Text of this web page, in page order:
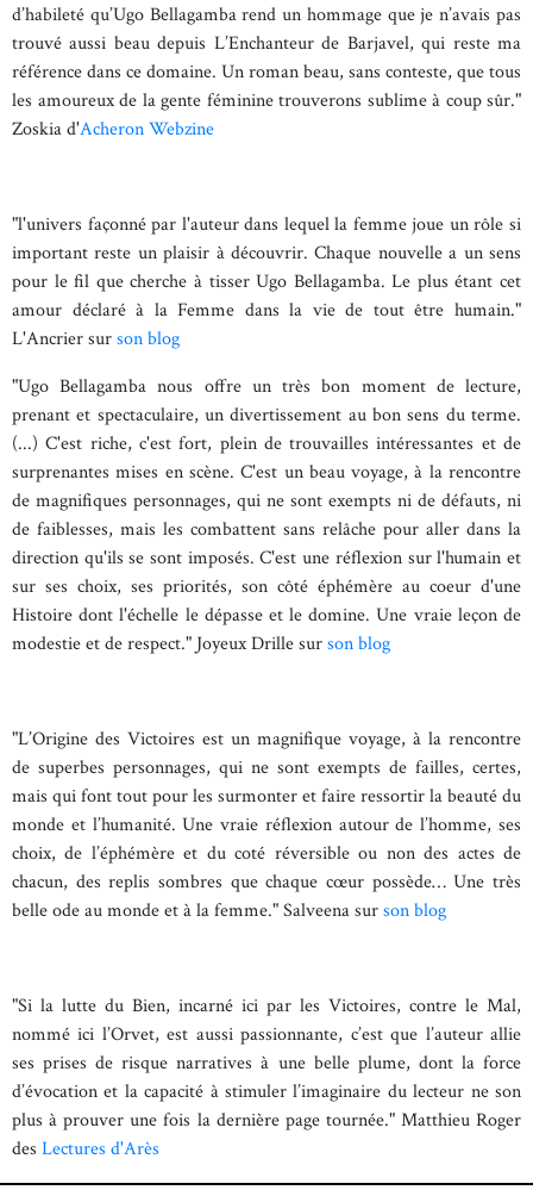
d’habileté qu’Ugo Bellagamba rend un hommage que je n’avais pas
trouvé aussi beau depuis L’Enchanteur de Barjavel, qui reste ma
référence dans ce domaine. Un roman beau, sans conteste, que tous
les amoureux de la gente féminine trouverons sublime à coup sûr."
Zoskia d'Acheron Webzine
"l'univers façonné par l'auteur dans lequel la femme joue un rôle si
important reste un plaisir à découvrir. Chaque nouvelle a un sens
pour le fil que cherche à tisser Ugo Bellagamba. Le plus étant cet
amour déclaré à la Femme dans la vie de tout être humain."
L'Ancrier surson blog
"Ugo Bellagamba nous offre un très bon moment de lecture,
prenant et spectaculaire, un divertissement au bon sens du terme.
(...) C'est riche, c'est fort, plein de trouvailles intéressantes et de
surprenantes mises en scène. C'est un beau voyage, à la rencontre
de magnifiques personnages, qui ne sont exempts ni de défauts, ni
de faiblesses, mais les combattent sans relâche pour aller dans la
direction qu'ils se sont imposés. C'est une réflexion sur l'humain et
sur ses choix, ses priorités, son côté éphémère au coeur d'une
Histoire dont l'échelle le dépasse et le domine. Une vraie leçon de
modestie et de respect." Joyeux Drille surson blog
"L’Origine des Victoires est un magnifique voyage, à la rencontre
de superbes personnages, qui ne sont exempts de failles, certes,
mais qui font tout pour les surmonter et faire ressortir la beauté du
monde et l’humanité. Une vraie réflexion autour de l’homme, ses
choix, de l’éphémère et du coté réversible ou non des actes de
chacun, des replis sombres que chaque cœur possède… Une très
belle ode au monde et à la femme." Salveena surson blog
"Si la lutte du Bien, incarné ici par les Victoires, contre le Mal,
nommé ici l’Orvet, est aussi passionnante, c’est que l’auteur allie
ses prises de risque narratives à une belle plume, dont la force
d’évocation et la capacité à stimuler l’imaginaire du lecteur ne son
plus à prouver une fois la dernière page tournée." Matthieu Roger
des Lectures d'Arès